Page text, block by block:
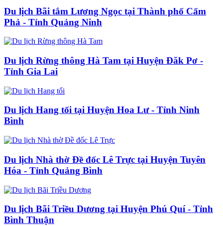
Du lịch Bãi tắm Lương Ngọc tại Thành phố Cẩm
Phả - Tỉnh Quảng Ninh
Du lịch Rừng thông Hà Tam tại Huyện Đăk Pơ -
Tỉnh Gia Lai
Du lịch Hang tối tại Huyện Hoa Lư - Tỉnh Ninh
Bình
Du lịch Nhà thờ Đề đốc Lê Trực tại Huyện Tuyên
Hóa - Tỉnh Quảng Bình
Du lịch Bãi Triều Dương tại Huyện Phú Quí - Tỉnh
Bình Thuận